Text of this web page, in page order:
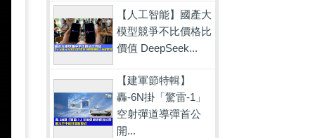
【人工智能】國產大
模型競爭不比價格比
價值 DeepSeek...
【建軍節特輯】
轟-6N掛「驚雷-1」
空射彈道導彈首公
開...